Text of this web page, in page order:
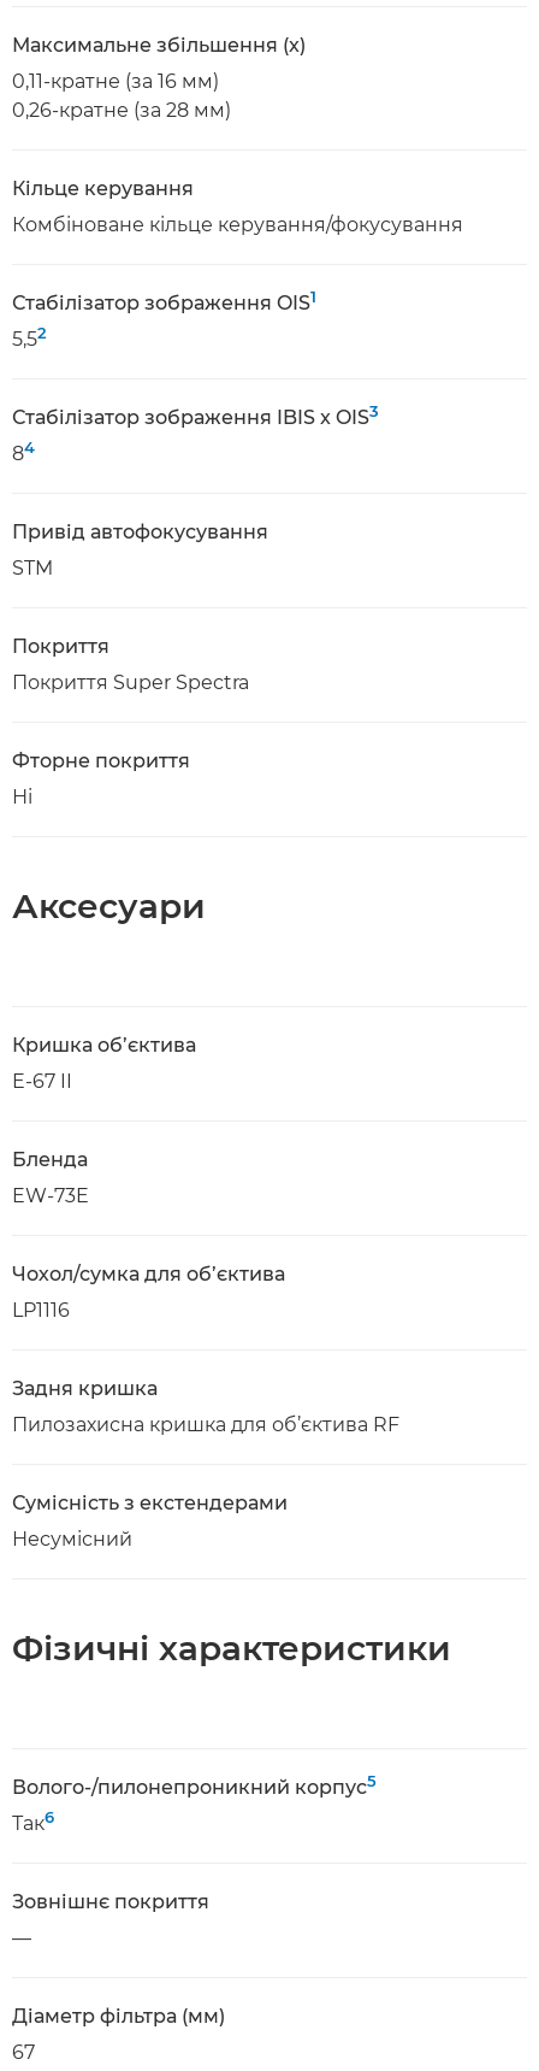
Максимальне збільшення (x)
0,11-кратне (за 16 мм)
0,26-кратне (за 28 мм)
Кільце керування
Комбіноване кільце керування/фокусування
Стабілізатор зображення OIS1
5,52
Стабілізатор зображення IBIS x OIS3
84
Привід автофокусування
STM
Покриття
Покриття Super Spectra
Фторне покриття
Ні
Аксесуари
Кришка об’єктива
E-67 II
Бленда
EW-73E
Чохол/сумка для об’єктива
LP1116
Задня кришка
Пилозахисна кришка для об’єктива RF
Сумісність з екстендерами
Несумісний
Фізичні характеристики
Волого-/пилонепроникний корпус5
Так6
Зовнішнє покриття
—
Діаметр фільтра (мм)
67